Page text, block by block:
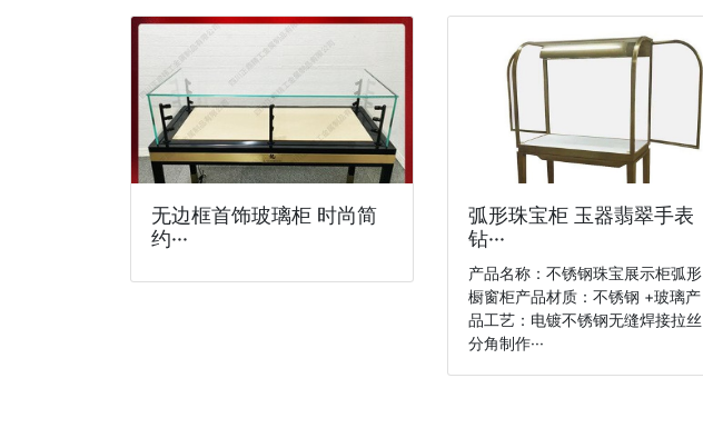
无边框首饰玻璃柜 时尚简
约···
弧形珠宝柜 玉器翡翠手表
钻···
产品名称：不锈钢珠宝展示柜弧形
橱窗柜产品材质：不锈钢 +玻璃产
品工艺：电镀不锈钢无缝焊接拉丝
分角制作···